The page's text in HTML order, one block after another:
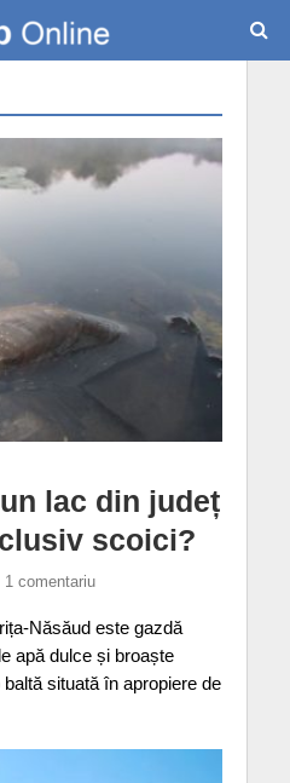
lac din județ
scoici?
1 comentariu
Năsăud este gazdă
apă dulce și broaște
situată în apropiere de